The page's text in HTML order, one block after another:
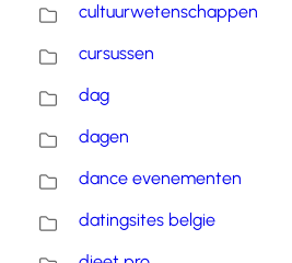
cultuurwetenschappen
cursussen
dag
dagen
dance evenementen
datingsites belgie